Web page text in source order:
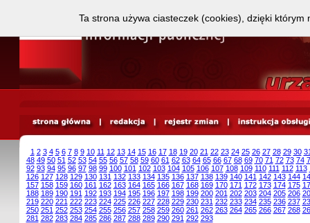
1 2 3 4 5 6 7 8 9 10 11 12 13 14 15 16 17 18 19 20 21 22 23 24 25 26 27 28 29 30
48 49 50 51 52 53 54 55 56 57 58 59 60 61 62 63 64 65 66 67 68 69 70 71 72 73 74
92 93 94 95 96 97 98 99 100 101 102 103 104 105 106 107 108 109 110 111 112 113
126 127 128 129 130 131 132 133 134 135 136 137 138 139 140 141 142 143 144
157 158 159 160 161 162 163 164 165 166 167 168 169 170 171 172 173 174 175
188 189 190 191 192 193 194 195 196 197 198 199 200 201 202 203 204 205 206
219 220 221 222 223 224 225 226 227 228 229 230 231 232 233 234 235 236 237
250 251 252 253 254 255 256 257 258 259 260 261 262 263 264 265 266 267 268
281 282 283 284 285 286 287 288 289 290 291 292 293
Ta strona używa ciasteczek (cookies), dzięki którym